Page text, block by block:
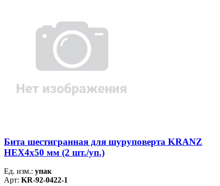
Бита шестигранная для шуруповерта KRANZ
HEX4х50 мм (2 шт./уп.)
Ед. изм.: упак
Арт: KR-92-0422-1